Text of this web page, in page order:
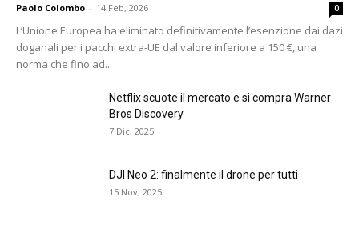
Paolo Colombo - 14 Feb, 2026 0
L’Unione Europea ha eliminato definitivamente l’esenzione dai dazi
doganali per i pacchi extra-UE dal valore inferiore a 150 €, una
norma che fino ad...
Netflix scuote il mercato e si compra Warner
Bros Discovery
7 Dic, 2025
DJI Neo 2: finalmente il drone per tutti
15 Nov, 2025